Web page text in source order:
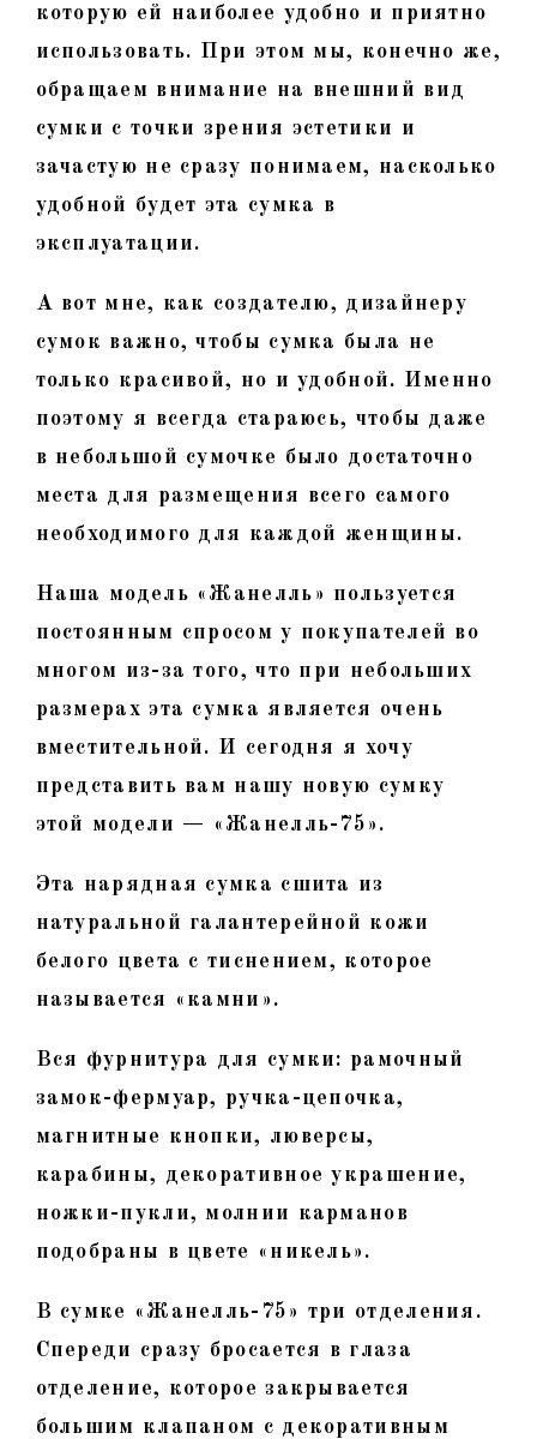
которую ей наиболее удобно и приятно
использовать. При этом мы, конечно же,
обращаем внимание на внешний вид
сумки с точки зрения эстетики и
зачастую не сразу понимаем, насколько
удобной будет эта сумка в
эксплуатации.
А вот мне, как создателю, дизайнеру
сумок важно, чтобы сумка была не
только красивой, но и удобной. Именно
поэтому я всегда стараюсь, чтобы даже
в небольшой сумочке было достаточно
места для размещения всего самого
необходимого для каждой женщины.
Наша модель «Жанелль» пользуется
постоянным спросом у покупателей во
многом из-за того, что при небольших
размерах эта сумка является очень
вместительной. И сегодня я хочу
представить вам нашу новую сумку
этой модели — «Жанелль-75».
Эта нарядная сумка сшита из
натуральной галантерейной кожи
белого цвета с тиснением, которое
называется «камни».
Вся фурнитура для сумки: рамочный
замок-фермуар, ручка-цепочка,
магнитные кнопки, люверсы,
карабины, декоративное украшение,
ножки-пукли, молнии карманов
подобраны в цвете «никель».
В сумке «Жанелль-75» три отделения.
Спереди сразу бросается в глаза
отделение, которое закрывается
большим клапаном с декоративным